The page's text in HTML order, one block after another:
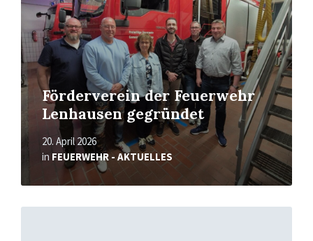
Förderverein der Feuerwehr
Lenhausen gegründet
20. April 2026
in FEUERWEHR - AKTUELLES
Mehr